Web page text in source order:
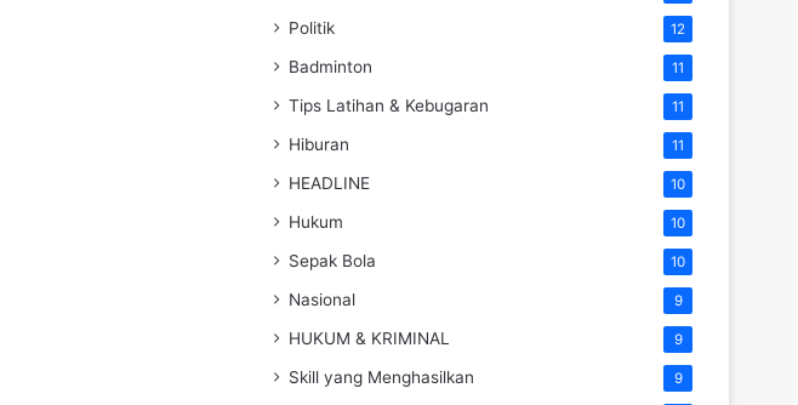
Politik 12
Badminton 11
Tips Latihan & Kebugaran 11
Hiburan 11
HEADLINE 10
Hukum 10
Sepak Bola 10
Nasional 9
HUKUM & KRIMINAL 9
Skill yang Menghasilkan 9